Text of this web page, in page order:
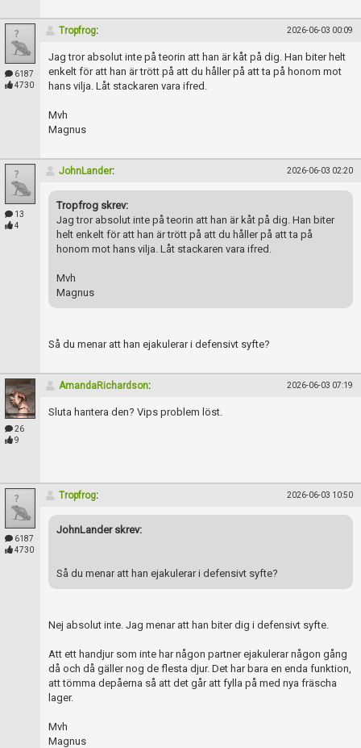
6187
4730
Tropfrog: 2026-06-03 00:09
Jag tror absolut inte på teorin att han är kåt på dig. Han biter helt
enkelt för att han är trött på att du håller på att ta på honom mot
hans vilja. Låt stackaren vara ifred.
Mvh
Magnus
13
4
JohnLander: 2026-06-03 02:20
Tropfrog skrev:
Jag tror absolut inte på teorin att han är kåt på dig. Han biter
helt enkelt för att han är trött på att du håller på att ta på
honom mot hans vilja. Låt stackaren vara ifred.
Mvh
Magnus
Så du menar att han ejakulerar i defensivt syfte?
26
9
AmandaRichardson: 2026-06-03 07:19
Sluta hantera den? Vips problem löst.
6187
4730
Tropfrog: 2026-06-03 10:50
JohnLander skrev:
Så du menar att han ejakulerar i defensivt syfte?
Nej absolut inte. Jag menar att han biter dig i defensivt syfte.
Att ett handjur som inte har någon partner ejakulerar någon gång
då och då gäller nog de flesta djur. Det har bara en enda funktion,
att tömma depåerna så att det går att fylla på med nya fräscha
lager.
Mvh
Magnus